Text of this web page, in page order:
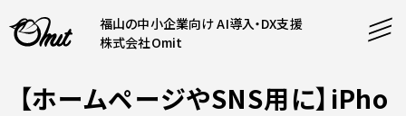
福山の中小企業向け AI導入・DX支援
株式会社Omit
【ホームページやSNS用に】iPho